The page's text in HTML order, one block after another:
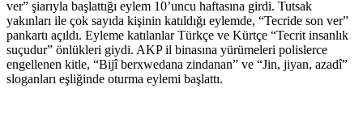
ver” şiarıyla başlattığı eylem 10’uncu haftasına girdi. Tutsak
yakınları ile çok sayıda kişinin katıldığı eylemde, “Tecride son ver”
pankartı açıldı. Eyleme katılanlar Türkçe ve Kürtçe “Tecrit insanlık
suçudur” önlükleri giydi. AKP il binasına yürümeleri polislerce
engellenen kitle, “Bijî berxwedana zindanan” ve “Jin, jiyan, azadî”
sloganları eşliğinde oturma eylemi başlattı.